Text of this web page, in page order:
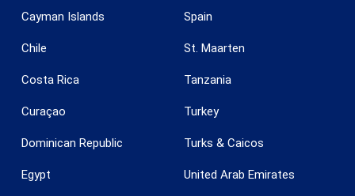
Cayman Islands
Chile
Costa Rica
Curaçao
Dominican Republic
Egypt
Spain
St. Maarten
Tanzania
Turkey
Turks & Caicos
United Arab Emirates